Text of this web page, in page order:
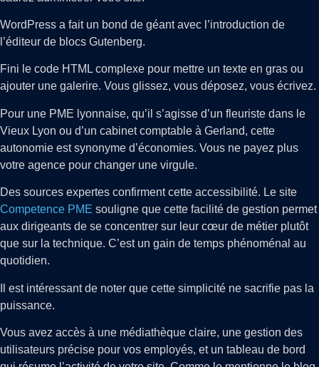
WordPress a fait un bond de géant avec l’introduction de
l’éditeur de blocs Gutenberg.
Fini le code HTML complexe pour mettre un texte en gras ou
ajouter une galerire. Vous glissez, vous déposez, vous écrivez.
Pour une PME lyonnaise, qu’il s’agisse d’un fleuriste dans le
Vieux Lyon ou d’un cabinet comptable à Gerland, cette
autonomie est synonyme d’économies. Vous ne payez plus
votre agence pour changer une virgule.
Des sources expertes confirment cette accessibilité. Le site
Competence PME souligne que cette facilité de gestion permet
aux dirigeants de se concentrer sur leur cœur de métier plutôt
que sur la technique. C’est un gain de temps phénoménal au
quotidien.
Il est intéressant de noter que cette simplicité ne sacrifie pas la
puissance.
Vous avez accès à une médiathèque claire, une gestion des
utilisateurs précise pour vos employés, et un tableau de bord